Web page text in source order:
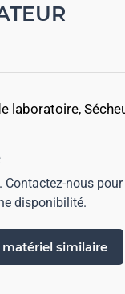
laboratoire,
nous
disponibilité.
similaire